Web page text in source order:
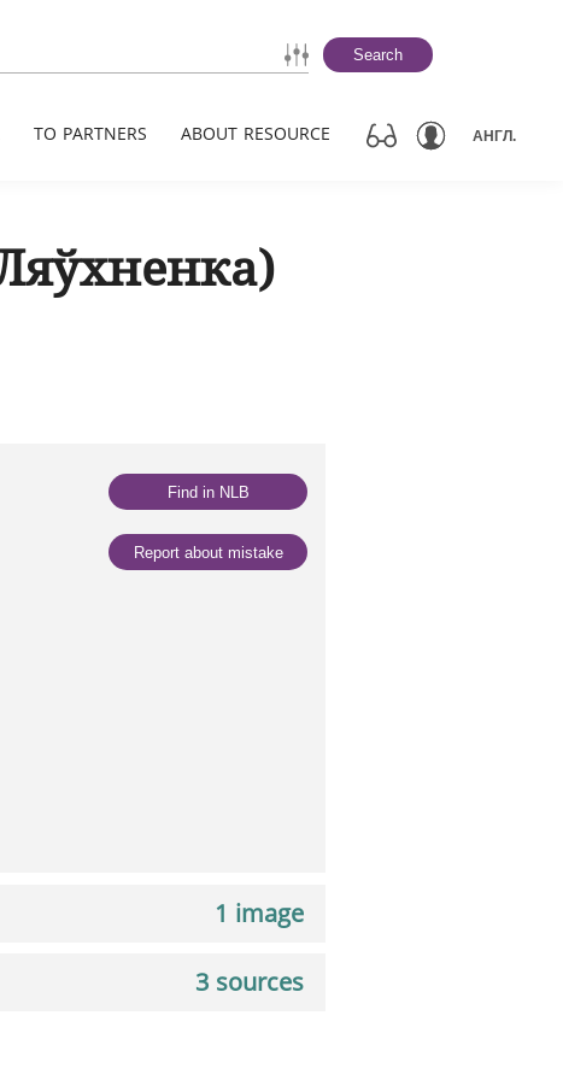
Search
TO PARTNERS ABOUT RESOURCE АНГЛ.
Find in NLB
Report about mistake
1 image
3 sources